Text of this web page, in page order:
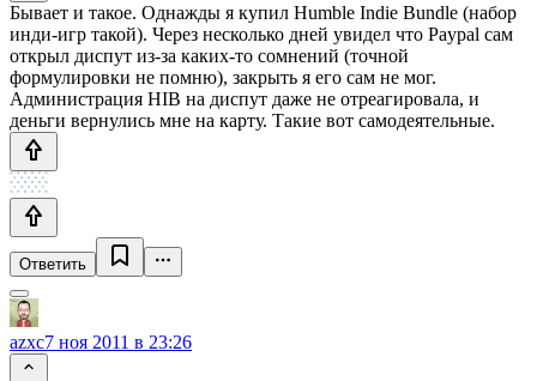
Бывает и такое. Однажды я купил Humble Indie Bundle (набор
инди-игр такой). Через несколько дней увидел что Paypal сам
открыл диспут из-за каких-то сомнений (точной
формулировки не помню), закрыть я его сам не мог.
Администрация HIB на диспут даже не отреагировала, и
деньги вернулись мне на карту. Такие вот самодеятельные.
Ответить
azxc7 ноя 2011 в 23:26